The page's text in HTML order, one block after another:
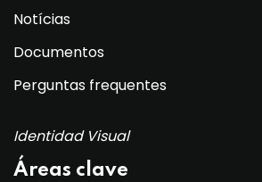
Notícias
Documentos
Perguntas frequentes
Identidad Visual
Áreas clave